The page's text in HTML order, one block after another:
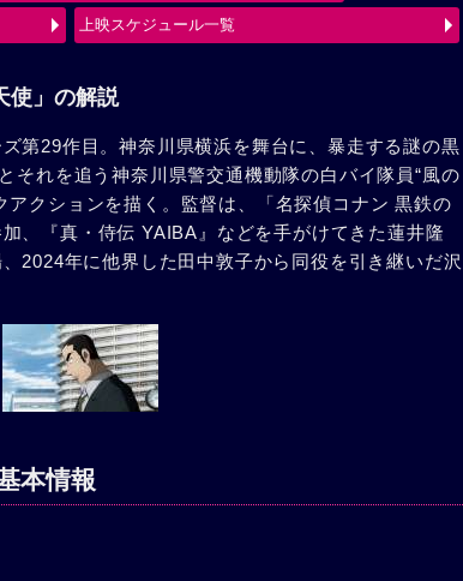
上映スケジュール一覧
使」の解説
第29作目。神奈川県横浜を舞台に、暴走する謎の黒
それを追う神奈川県警交通機動隊の白バイ隊員“風の
アクションを描く。監督は、「名探偵コナン 黒鉄の
、『真・侍伝 YAIBA』などを手がけてきた蓮井隆
2024年に他界した田中敦子から同役を引き継いだ沢
本情報